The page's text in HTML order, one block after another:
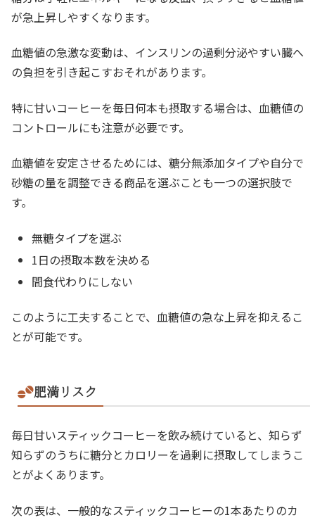
が急上昇しやすくなります。
血糖値の急激な変動は、インスリンの過剰分泌やすい臓へ
の負担を引き起こすおそれがあります。
特に甘いコーヒーを毎日何本も摂取する場合は、血糖値の
コントロールにも注意が必要です。
血糖値を安定させるためには、糖分無添加タイプや自分で
砂糖の量を調整できる商品を選ぶことも一つの選択肢で
す。
無糖タイプを選ぶ
1日の摂取本数を決める
間食代わりにしない
このように工夫することで、血糖値の急な上昇を抑えるこ
とが可能です。
肥満リスク
毎日甘いスティックコーヒーを飲み続けていると、知らず
知らずのうちに糖分とカロリーを過剰に摂取してしまうこ
とがよくあります。
次の表は、一般的なスティックコーヒーの1本あたりのカ